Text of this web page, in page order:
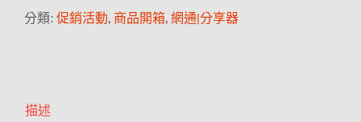
分類: 促銷活動, 商品開箱, 網通|分享器
描述